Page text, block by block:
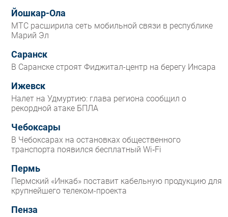
Йошкар-Ола
МТС расширила сеть мобильной связи в республике
Марий Эл
Саранск
В Саранске строят Фиджитал-центр на берегу Инсара
Ижевск
Налет на Удмуртию: глава региона сообщил о
рекордной атаке БПЛА
Чебоксары
В Чебоксарах на остановках общественного
транспорта появился бесплатный Wi‑Fi
Пермь
Пермский «Инкаб» поставит кабельную продукцию для
крупнейшего телеком-проекта
Пенза